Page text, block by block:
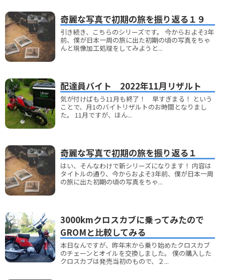
奇麗な写真で初期の旅を振り返る１９
引き続き、こちらのシリーズです。 今からおよそ3年
前、僕が日本一周の旅に出た初期の頃の写真をちゃ
んと現像加工処理をしてみようと...
配達員バイト 2022年11月リザルト
気が付けばもう11月も終了！ 早すぎまる！ という
ことで、月1のバイトリザルトのお時間となりまし
た。 11月ですが、ほん...
奇麗な写真で初期の旅を振り返る１
はい、そんなわけで新シリーズになります！ 内容は
タイトルの通り、今からおよそ3年前、僕が日本一周
の旅に出た初期の頃の写真をちゃ...
3000kmクロスカブに乗ってみたので
GROMと比較してみる
本日なんですが、昨年末から乗り始めたクロスカブ
のチェーンとオイルを交換しました。 僕の購入した
クロスカブは発売当初のもので、２...